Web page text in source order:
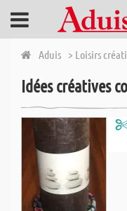
Aduis > Loisirs
Idées créatives